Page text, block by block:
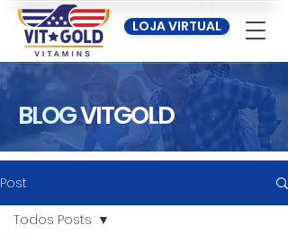
LOJA VIRTUAL
BLOGVITGOLD
Post
Todos Posts